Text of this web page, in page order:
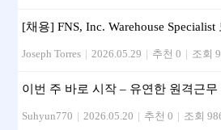
[채용] FNS, Inc. Warehouse
Joseph Torres | 2026.05.29 | 추천 0 | 조회
이번 주 바로 시작 – 유연한 원격근무
Suhyun770 | 2026.05.20 | 추천 0 | 조회